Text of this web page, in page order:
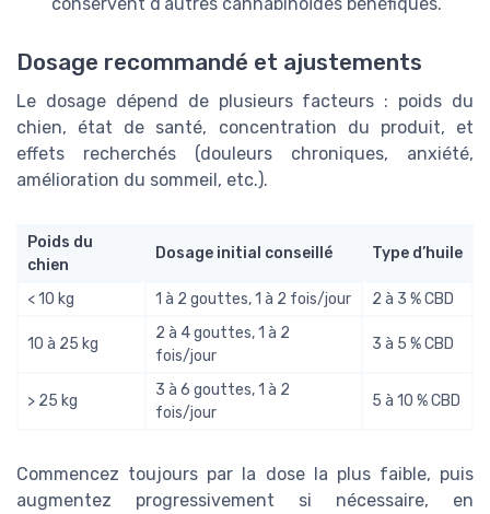
Dosage recommandé et ajustements
Le dosage dépend de plusieurs facteurs : poids du
chien, état de santé, concentration du produit, et
effets recherchés (douleurs chroniques, anxiété,
amélioration du sommeil, etc.).
Poids du
chien
Dosage initial conseillé Type d’huile
< 10 kg 1 à 2 gouttes, 1 à 2 fois/jour 2 à 3 % CBD
10 à 25 kg
2 à 4 gouttes, 1 à 2
fois/jour
3 à 5 % CBD
> 25 kg
3 à 6 gouttes, 1 à 2
fois/jour
5 à 10 % CBD
Commencez toujours par la dose la plus faible, puis
augmentez progressivement si nécessaire, en